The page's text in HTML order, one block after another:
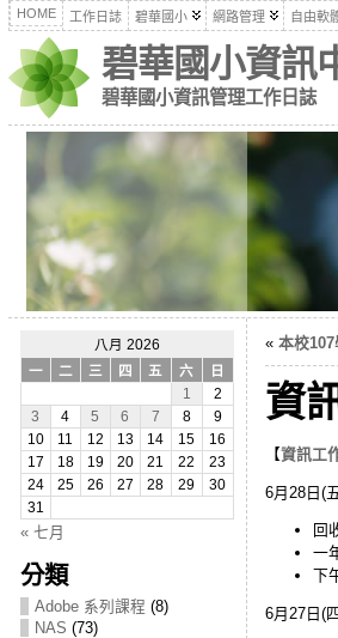
HOME 工作日誌 碧華國小 網路管理 自由軟
碧華國小資訊
碧華國小資訊管理工作日誌
八月 2026
一
二 三 四 五 六
日
1
2
3
4 5 6 7 8
9
10
11 12 13 14 15
16
17
18 19 20 21 22
23
24
25 26 27 28 29
30
31
« 七月
分類
Adobe 系列課程 (8)
NAS (73)
« 本校
資
【資訊工
6月28日(
回
一
下
6月27日(